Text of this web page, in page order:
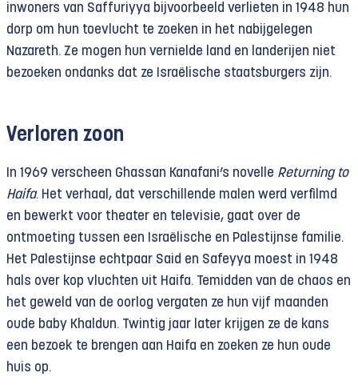
inwoners van Saffuriyya bijvoorbeeld verlieten in 1948 hun
dorp om hun toevlucht te zoeken in het nabijgelegen
Nazareth. Ze mogen hun vernielde land en landerijen niet
bezoeken ondanks dat ze Israëlische staatsburgers zijn.
Verloren zoon
In 1969 verscheen Ghassan Kanafani’s novelle Returning to
Haifa. Het verhaal, dat verschillende malen werd verfilmd
en bewerkt voor theater en televisie, gaat over de
ontmoeting tussen een Israëlische en Palestijnse familie.
Het Palestijnse echtpaar Said en Safeyya moest in 1948
hals over kop vluchten uit Haifa. Temidden van de chaos en
het geweld van de oorlog vergaten ze hun vijf maanden
oude baby Khaldun. Twintig jaar later krijgen ze de kans
een bezoek te brengen aan Haifa en zoeken ze hun oude
huis op.